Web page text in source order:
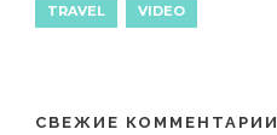
TRAVEL VIDEO
СВЕЖИЕ КОММЕНТАРИИ